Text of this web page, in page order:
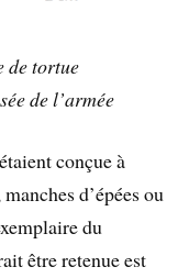
de tortue
de l’armée
conçue à
d’épées ou
du
être retenue est